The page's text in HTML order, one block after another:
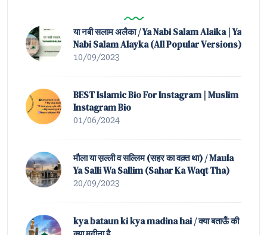
या नबी सलाम अलैका / Ya Nabi Salam Alaika | Ya
Nabi Salam Alayka (All Popular Versions)
10/09/2023
BEST Islamic Bio For Instagram | Muslim
Instagram Bio
01/06/2024
मौला या स़ल्ली व सल्लिम (सहर का वक़्त था) / Maula
Ya Salli Wa Sallim (Sahar Ka Waqt Tha)
20/09/2023
kya bataun ki kya madina hai / क्या बताऊँ की